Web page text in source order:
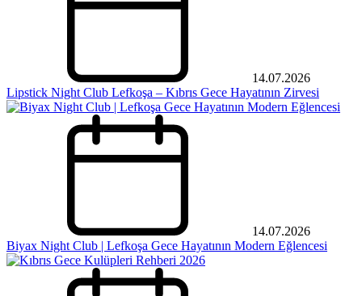
14.07.2026
Lipstick Night Club Lefkoşa – Kıbrıs Gece Hayatının Zirvesi
14.07.2026
Biyax Night Club | Lefkoşa Gece Hayatının Modern Eğlencesi